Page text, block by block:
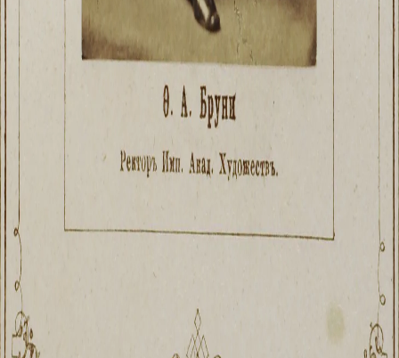
Культурно-просветительские и
Ассоциация художественных музеев
Локальные нормативные акты
Уставные документы
Результаты проведения специальной
Противодействие коррупции
Страницы памяти
Древнерусское искусство
Живопись XVIII – первой половины XIX вв.